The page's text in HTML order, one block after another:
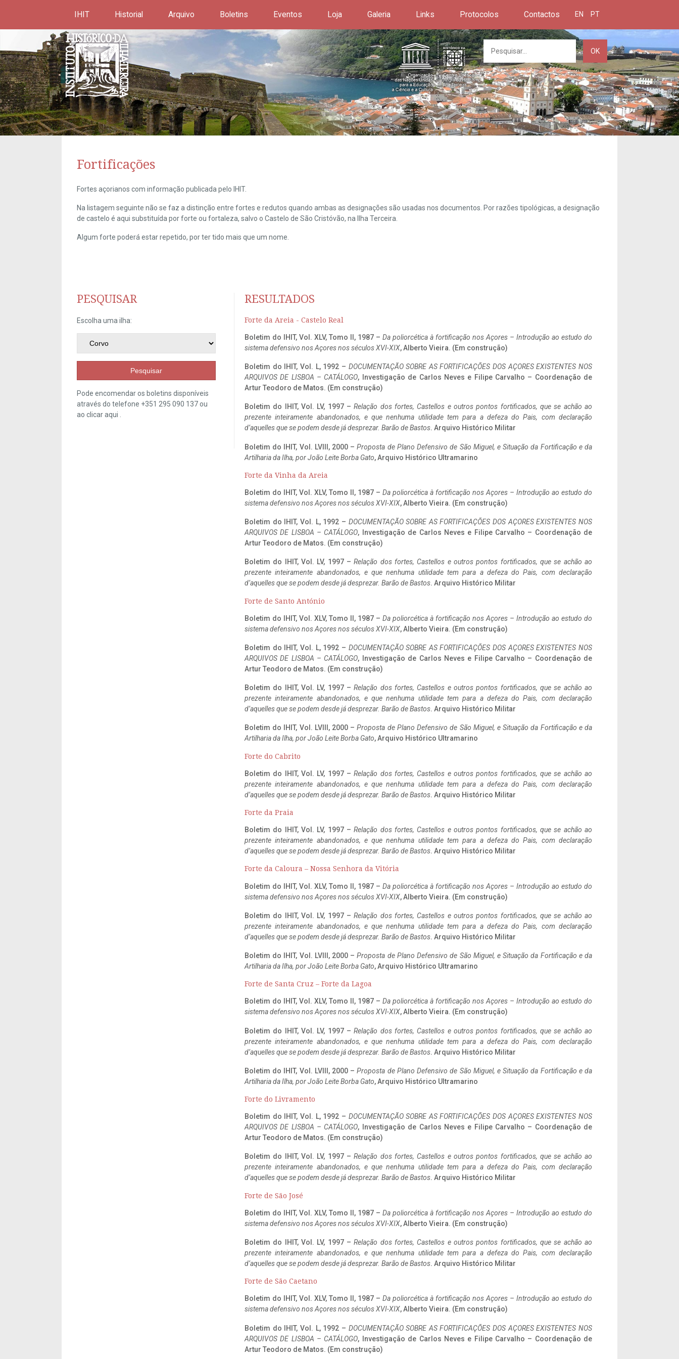
IHIT Historial Arquivo Boletins Eventos Loja Galeria Links Protocolos Contactos EN PT
OK
Fortificações
Fortes açorianos com informação publicada pelo IHIT.
Na listagem seguinte não se faz a distinção entre fortes e redutos quando ambas as designações são usadas nos documentos. Por razões tipológicas, a designação
de castelo é aqui substituída por forte ou fortaleza, salvo o Castelo de São Cristóvão, na Ilha Terceira.
Algum forte poderá estar repetido, por ter tido mais que um nome.
PESQUISAR
Escolha uma ilha:
Pesquisar
Pode encomendar os boletins disponíveis
através do telefone +351 295 090 137 ou
ao clicaraqui
RESULTADOS
Forte da Areia - Castelo Real
Boletim do IHIT, Vol. XLV, Tomo II, 1987 – Da poliorcética à fortificação nos Açores – Introdução ao estudo do
sistema defensivo nos Açores nos séculos XVI-XIX, Alberto Vieira. (Em construção)
Boletim do IHIT, Vol. L, 1992 – DOCUMENTAÇÃO SOBRE AS FORTIFICAÇÕES DOS AÇORES EXISTENTES NOS
ARQUIVOS DE LISBOA – CATÁLOGO, Investigação de Carlos Neves e Filipe Carvalho – Coordenação de
Artur Teodoro de Matos. (Em construção)
Boletim do IHIT, Vol. LV, 1997 –Relação dos fortes, Castellos e outros pontos fortificados, que se achão ao
prezente inteiramente abandonados, e que nenhuma utilidade tem para a defeza do Pais, com declaração
d’aquelles que se podem desde já desprezar. Barão de Bastos. Arquivo Histórico Militar
Boletim do IHIT, Vol. LVIII, 2000 –Proposta de Plano Defensivo de São Miguel, e Situação da Fortificação e da
Artilharia da Ilha, por João Leite Borba Gato, Arquivo Histórico Ultramarino
Forte da Vinha da Areia
Boletim do IHIT, Vol. XLV, Tomo II, 1987 – Da poliorcética à fortificação nos Açores – Introdução ao estudo do
sistema defensivo nos Açores nos séculos XVI-XIX, Alberto Vieira. (Em construção)
Boletim do IHIT, Vol. L, 1992 – DOCUMENTAÇÃO SOBRE AS FORTIFICAÇÕES DOS AÇORES EXISTENTES NOS
ARQUIVOS DE LISBOA – CATÁLOGO, Investigação de Carlos Neves e Filipe Carvalho – Coordenação de
Artur Teodoro de Matos. (Em construção)
Boletim do IHIT, Vol. LV, 1997 –Relação dos fortes, Castellos e outros pontos fortificados, que se achão ao
prezente inteiramente abandonados, e que nenhuma utilidade tem para a defeza do Pais, com declaração
d’aquelles que se podem desde já desprezar. Barão de Bastos. Arquivo Histórico Militar
Forte de Santo António
Boletim do IHIT, Vol. XLV, Tomo II, 1987 – Da poliorcética à fortificação nos Açores – Introdução ao estudo do
sistema defensivo nos Açores nos séculos XVI-XIX, Alberto Vieira. (Em construção)
Boletim do IHIT, Vol. L, 1992 – DOCUMENTAÇÃO SOBRE AS FORTIFICAÇÕES DOS AÇORES EXISTENTES NOS
ARQUIVOS DE LISBOA – CATÁLOGO, Investigação de Carlos Neves e Filipe Carvalho – Coordenação de
Artur Teodoro de Matos. (Em construção)
Boletim do IHIT, Vol. LV, 1997 –Relação dos fortes, Castellos e outros pontos fortificados, que se achão ao
prezente inteiramente abandonados, e que nenhuma utilidade tem para a defeza do Pais, com declaração
d’aquelles que se podem desde já desprezar. Barão de Bastos. Arquivo Histórico Militar
Boletim do IHIT, Vol. LVIII, 2000 –Proposta de Plano Defensivo de São Miguel, e Situação da Fortificação e da
Artilharia da Ilha, por João Leite Borba Gato, Arquivo Histórico Ultramarino
Forte do Cabrito
Boletim do IHIT, Vol. LV, 1997 –Relação dos fortes, Castellos e outros pontos fortificados, que se achão ao
prezente inteiramente abandonados, e que nenhuma utilidade tem para a defeza do Pais, com declaração
d’aquelles que se podem desde já desprezar. Barão de Bastos. Arquivo Histórico Militar
Forte da Praia
Boletim do IHIT, Vol. LV, 1997 –Relação dos fortes, Castellos e outros pontos fortificados, que se achão ao
prezente inteiramente abandonados, e que nenhuma utilidade tem para a defeza do Pais, com declaração
d’aquelles que se podem desde já desprezar. Barão de Bastos. Arquivo Histórico Militar
Forte da Caloura – Nossa Senhora da Vitória
Boletim do IHIT, Vol. XLV, Tomo II, 1987 – Da poliorcética à fortificação nos Açores – Introdução ao estudo do
sistema defensivo nos Açores nos séculos XVI-XIX, Alberto Vieira. (Em construção)
Boletim do IHIT, Vol. LV, 1997 –Relação dos fortes, Castellos e outros pontos fortificados, que se achão ao
prezente inteiramente abandonados, e que nenhuma utilidade tem para a defeza do Pais, com declaração
d’aquelles que se podem desde já desprezar. Barão de Bastos. Arquivo Histórico Militar
Boletim do IHIT, Vol. LVIII, 2000 –Proposta de Plano Defensivo de São Miguel, e Situação da Fortificação e da
Artilharia da Ilha, por João Leite Borba Gato, Arquivo Histórico Ultramarino
Forte de Santa Cruz – Forte da Lagoa
Boletim do IHIT, Vol. XLV, Tomo II, 1987 – Da poliorcética à fortificação nos Açores – Introdução ao estudo do
sistema defensivo nos Açores nos séculos XVI-XIX, Alberto Vieira. (Em construção)
Boletim do IHIT, Vol. LV, 1997 –Relação dos fortes, Castellos e outros pontos fortificados, que se achão ao
prezente inteiramente abandonados, e que nenhuma utilidade tem para a defeza do Pais, com declaração
d’aquelles que se podem desde já desprezar. Barão de Bastos. Arquivo Histórico Militar
Boletim do IHIT, Vol. LVIII, 2000 –Proposta de Plano Defensivo de São Miguel, e Situação da Fortificação e da
Artilharia da Ilha, por João Leite Borba Gato, Arquivo Histórico Ultramarino
Forte do Livramento
Boletim do IHIT, Vol. L, 1992 – DOCUMENTAÇÃO SOBRE AS FORTIFICAÇÕES DOS AÇORES EXISTENTES NOS
ARQUIVOS DE LISBOA – CATÁLOGO, Investigação de Carlos Neves e Filipe Carvalho – Coordenação de
Artur Teodoro de Matos. (Em construção)
Boletim do IHIT, Vol. LV, 1997 –Relação dos fortes, Castellos e outros pontos fortificados, que se achão ao
prezente inteiramente abandonados, e que nenhuma utilidade tem para a defeza do Pais, com declaração
d’aquelles que se podem desde já desprezar. Barão de Bastos. Arquivo Histórico Militar
Forte de São José
Boletim do IHIT, Vol. XLV, Tomo II, 1987 – Da poliorcética à fortificação nos Açores – Introdução ao estudo do
sistema defensivo nos Açores nos séculos XVI-XIX, Alberto Vieira. (Em construção)
Boletim do IHIT, Vol. LV, 1997 –Relação dos fortes, Castellos e outros pontos fortificados, que se achão ao
prezente inteiramente abandonados, e que nenhuma utilidade tem para a defeza do Pais, com declaração
d’aquelles que se podem desde já desprezar. Barão de Bastos. Arquivo Histórico Militar
Forte de São Caetano
Boletim do IHIT, Vol. XLV, Tomo II, 1987 – Da poliorcética à fortificação nos Açores – Introdução ao estudo do
sistema defensivo nos Açores nos séculos XVI-XIX, Alberto Vieira. (Em construção)
Boletim do IHIT, Vol. L, 1992 – DOCUMENTAÇÃO SOBRE AS FORTIFICAÇÕES DOS AÇORES EXISTENTES NOS
ARQUIVOS DE LISBOA – CATÁLOGO, Investigação de Carlos Neves e Filipe Carvalho – Coordenação de
Artur Teodoro de Matos. (Em construção)